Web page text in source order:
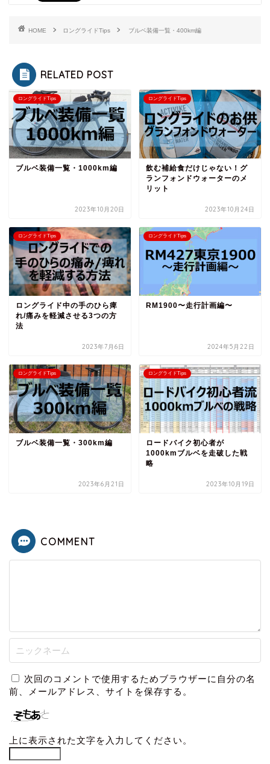
HOME ロングライドTips ブルベ装備一覧・400km編
RELATED POST
ロングライドTips
ブルベ装備一覧・1000km編
2023年10月20日
ロングライドTips
飲む補給食だけじゃない！グ
ランフォンドウォーターのメ
リット
2023年10月24日
ロングライドTips
ロングライド中の手のひら痺
れ/痛みを軽減させる3つの方
法
2023年7月6日
ロングライドTips
RM1900〜走行計画編〜
2024年5月22日
ロングライドTips
ブルベ装備一覧・300km編
2023年6月21日
ロングライドTips
ロードバイク初心者が
1000kmブルベを走破した戦
略
2023年10月19日
COMMENT
次回のコメントで使用するためブラウザーに自分の名
前、メールアドレス、サイトを保存する。
上に表示された文字を入力してください。